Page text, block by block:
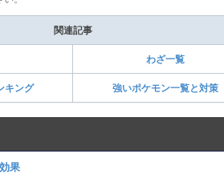
関連記事
わざ一覧
キング 強いポケモン一覧と対策
果